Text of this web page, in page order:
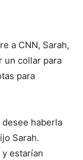
a CNN, Sarah,
un collar para
para
haberla
Sarah.
estarían